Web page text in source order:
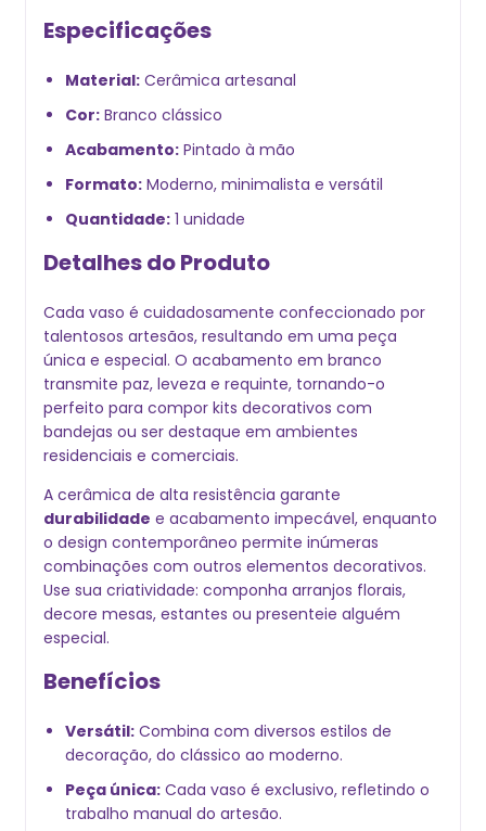
Especificações
Material: Cerâmica artesanal
Cor: Branco clássico
Acabamento: Pintado à mão
Formato: Moderno, minimalista e versátil
Quantidade: 1 unidade
Detalhes do Produto
Cada vaso é cuidadosamente confeccionado por
talentosos artesãos, resultando em uma peça
única e especial. O acabamento em branco
transmite paz, leveza e requinte, tornando-o
perfeito para compor kits decorativos com
bandejas ou ser destaque em ambientes
residenciais e comerciais.
A cerâmica de alta resistência garante
durabilidade e acabamento impecável, enquanto
o design contemporâneo permite inúmeras
combinações com outros elementos decorativos.
Use sua criatividade: componha arranjos florais,
decore mesas, estantes ou presenteie alguém
especial.
Benefícios
Versátil: Combina com diversos estilos de
decoração, do clássico ao moderno.
Peça única: Cada vaso é exclusivo, refletindo o
trabalho manual do artesão.